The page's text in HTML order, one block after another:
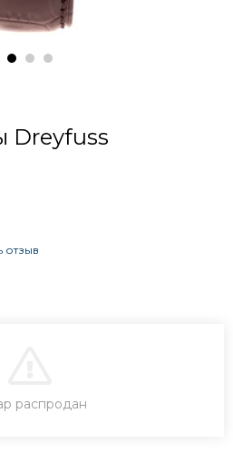
Dreyfuss
отзыв
В ОДИН КЛИК
распродан